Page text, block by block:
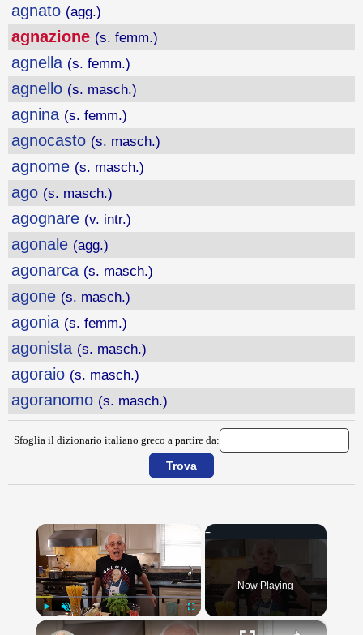
agnato (agg.)
agnazione (s. femm.)
agnella (s. femm.)
agnello (s. masch.)
agnina (s. femm.)
agnocasto (s. masch.)
agnome (s. masch.)
ago (s. masch.)
agognare (v. intr.)
agonale (agg.)
agonarca (s. masch.)
agone (s. masch.)
agonia (s. femm.)
agonista (s. masch.)
agoraio (s. masch.)
agoranomo (s. masch.)
Sfoglia il dizionario italiano greco a partire da:
Unmute
Now Playing
×